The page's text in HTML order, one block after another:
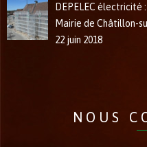
DEPELEC électricité
Mairie de Châtillon-
22 juin 2018
NOUS